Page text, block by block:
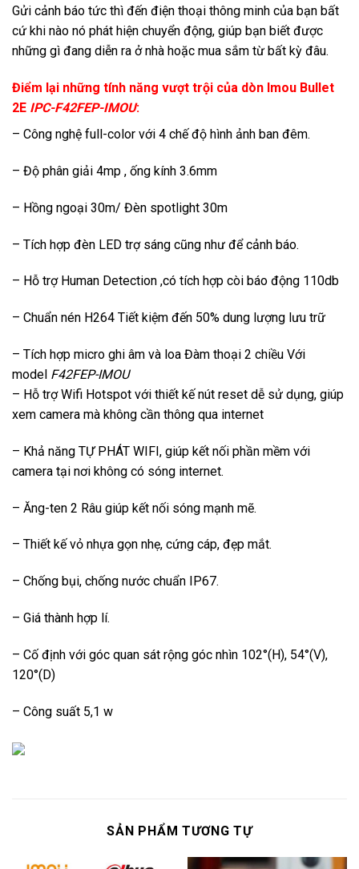
Gửi cảnh báo tức thì đến điện thoại thông minh của bạn bất
cứ khi nào nó phát hiện chuyển động, giúp bạn biết được
những gì đang diễn ra ở nhà hoặc mua sắm từ bất kỳ đâu.
Điểm lại những tính năng vượt trội của dòn Imou Bullet
2E IPC-F42FEP-IMOU:
– Công nghệ full-color với 4 chế độ hình ảnh ban đêm.
– Độ phân giải 4mp , ống kính 3.6mm
– Hồng ngoại 30m/ Đèn spotlight 30m
– Tích hợp đèn LED trợ sáng cũng như để cảnh báo.
– Hỗ trợ Human Detection ,có tích hợp còi báo động 110db
– Chuẩn nén H264 Tiết kiệm đến 50% dung lượng lưu trữ
– Tích hợp micro ghi âm và loa Đàm thoại 2 chiều Với
model F42FEP-IMOU
– Hỗ trợ Wifi Hotspot với thiết kế nút reset dễ sử dụng, giúp
xem camera mà không cần thông qua internet
– Khả năng TỰ PHÁT WIFI, giúp kết nối phần mềm với
camera tại nơi không có sóng internet.
– Ăng-ten 2 Râu giúp kết nối sóng mạnh mẽ.
– Thiết kế vỏ nhựa gọn nhẹ, cứng cáp, đẹp mắt.
– Chống bụi, chống nước chuẩn IP67.
– Giá thành hợp lí.
– Cố định với góc quan sát rộng góc nhìn 102°(H), 54°(V),
120°(D)
– Công suất 5,1 w
SẢN PHẨM TƯƠNG TỰ